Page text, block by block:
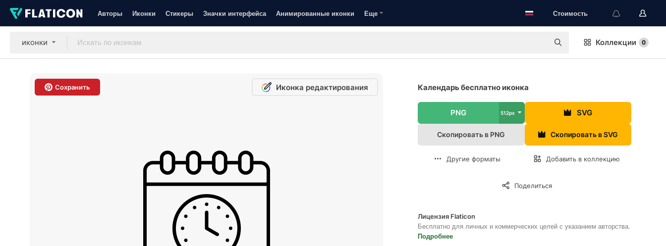
Авторы Иконки Стикеры Значки интерфейса Анимированные иконки Еще Стоимость
иконки Коллекции 0
Сохранить Иконка редактирования Календарь бесплатно иконка
PNG 512px SVG
Скопировать в PNG Скопировать в SVG
Другие форматы Добавить в коллекцию
Поделиться
Лицензия Flaticon
Бесплатно для личных и коммерческих целей с указанием авторства.
Подробнее